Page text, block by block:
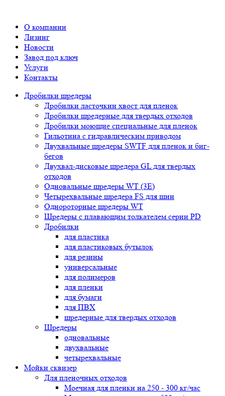
О компании
Лизинг
Новости
Завод под ключ
Услуги
Контакты
Дробилки шредеры
Дробилки ласточкин хвост для пленок
Дробилки шредерные для твердых отходов
Дробилки моющие специальные для пленок
Гильотина с гидравлическим приводом
Двухвальные шредеры SWTF для пленок и биг-
бегов
Двухвал-дисковые шредера GL для твердых
отходов
Одновальные шредеры WT (3E)
Четырехвальные шредера FS для шин
Однороторные шредеры WT
Шредеры с плавающим толкателем серии PD
Дробилки
для пластика
для пластиковых бутылок
для резины
универсальные
для полимеров
для пленки
для бумаги
для ПВХ
шредерные для твердых отходов
Шредеры
одновальные
двухвальные
четырехвальные
Мойки сквизер
Для пленочных отходов
Моечная для пленки на 250 - 300 кг/час